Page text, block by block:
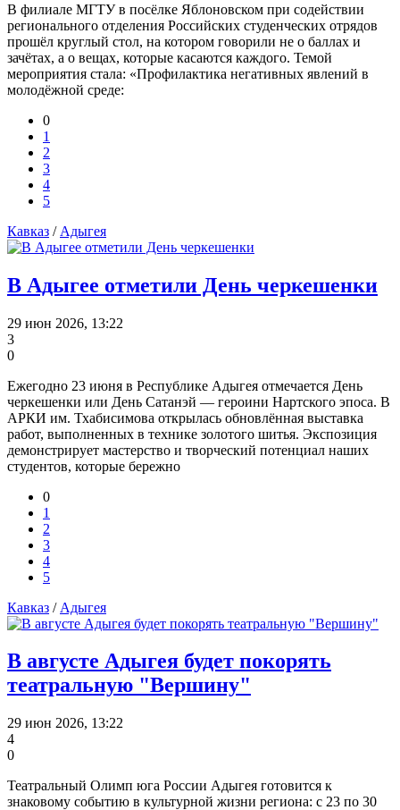
В филиале МГТУ в посёлке Яблоновском при содействии
регионального отделения Российских студенческих отрядов
прошёл круглый стол, на котором говорили не о баллах и
зачётах, а о вещах, которые касаются каждого. Темой
мероприятия стала: «Профилактика негативных явлений в
молодёжной среде:
0
1
2
3
4
5
Кавказ / Адыгея
В Адыгее отметили День черкешенки
29 июн 2026, 13:22
3
0
Ежегодно 23 июня в Республике Адыгея отмечается День
черкешенки или День Сатанэй — героини Нартского эпоса. В
АРКИ им. Тхабисимова открылась обновлённая выставка
работ, выполненных в технике золотого шитья. Экспозиция
демонстрирует мастерство и творческий потенциал наших
студентов, которые бережно
0
1
2
3
4
5
Кавказ / Адыгея
В августе Адыгея будет покорять
театральную "Вершину"
29 июн 2026, 13:22
4
0
Театральный Олимп юга России Адыгея готовится к
знаковому событию в культурной жизни региона: с 23 по 30